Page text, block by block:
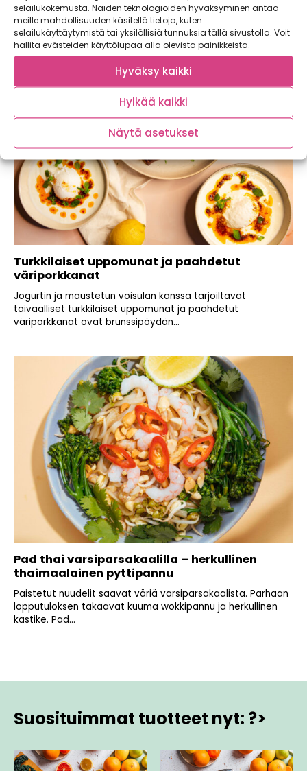
selailukokemusta. Näiden teknologioiden hyväksyminen antaa
meille mahdollisuuden käsitellä tietoja, kuten
selailukäyttäytymistä tai yksilöllisiä tunnuksia tällä sivustolla. Voit
hallita evästeiden käyttölupaa alla olevista painikkeista.
Hyväksy kaikki
Hylkää kaikki
Näytä asetukset
haastaja! Tämä soppa maistuu koko perheelle ja maksaa
alle...
Turkkilaiset uppomunat ja paahdetut
väriporkkanat
Jogurtin ja maustetun voisulan kanssa tarjoiltavat
taivaalliset turkkilaiset uppomunat ja paahdetut
väriporkkanat ovat brunssipöydän...
Pad thai varsiparsakaalilla – herkullinen
thaimaalainen pyttipannu
Paistetut nuudelit saavat väriä varsiparsakaalista. Parhaan
lopputuloksen takaavat kuuma wokkipannu ja herkullinen
kastike. Pad...
Suosituimmat tuotteet nyt: ?>